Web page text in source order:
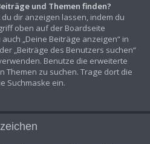
und Themen finden?
dir anzeigen lassen, indem du
oben auf der Boardseite
„Deine Beiträge anzeigen“ in
„Beiträge des Benutzers suchen“
Benutze die erweiterte
Themen zu suchen. Trage dort die
Suchmaske ein.